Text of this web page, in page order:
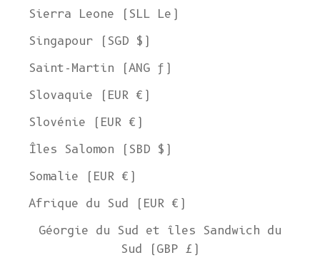
Sierra Leone (SLL Le)
Singapour (SGD $)
Saint-Martin (ANG ƒ)
Slovaquie (EUR €)
Slovénie (EUR €)
Îles Salomon (SBD $)
Somalie (EUR €)
Afrique du Sud (EUR €)
Géorgie du Sud et îles Sandwich du
Sud (GBP £)